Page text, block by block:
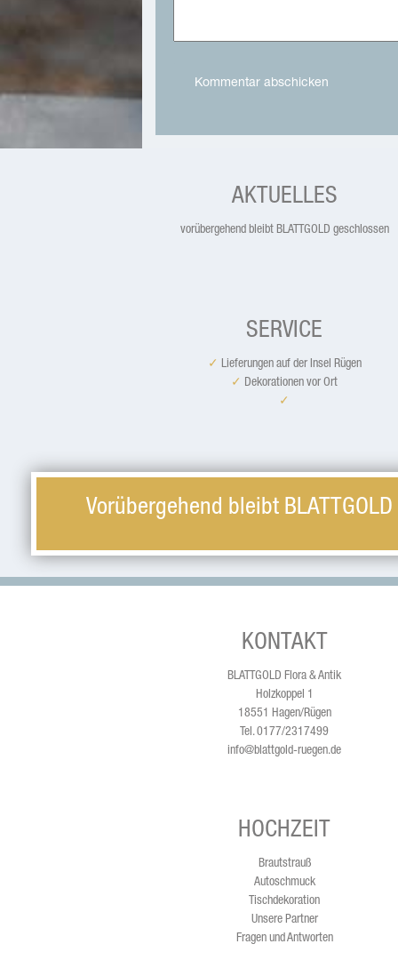
AKTUELLES
vorübergehend bleibt BLATTGOLD geschlossen
SERVICE
✓ Lieferungen auf der Insel Rügen
✓ Dekorationen vor Ort
✓
Vorübergehend bleibt
KONTAKT
BLATTGOLD Flora & Antik
Holzkoppel 1
18551 Hagen/Rügen
Tel. 0177/2317499
info@blattgold-ruegen.de
HOCHZEIT
Brautstrauß
Autoschmuck
Tischdekoration
Unsere Partner
Fragen und Antworten